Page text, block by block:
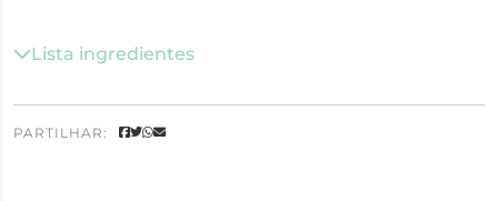
Lista ingredientes
PARTILHAR: